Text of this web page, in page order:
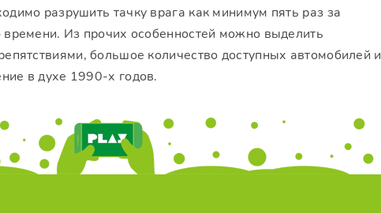
разрушить тачку врага как минимум пять раз за
времени. Из прочих особенностей можно выделить
большое количество доступных автомобилей и
в духе 1990-х годов.